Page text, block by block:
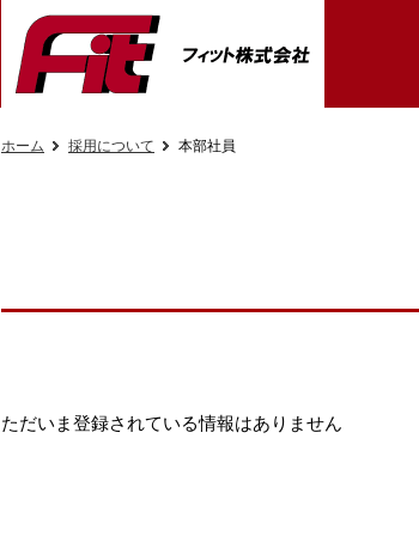
ホーム 採用について 本部社員
ただいま登録されている情報はありません